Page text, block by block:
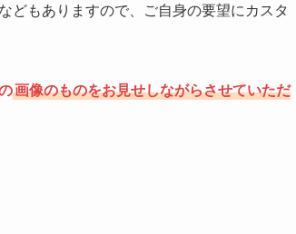
どもありますので、ご自身の要望にカスタ
画像のものをお見せしながらさせていただ